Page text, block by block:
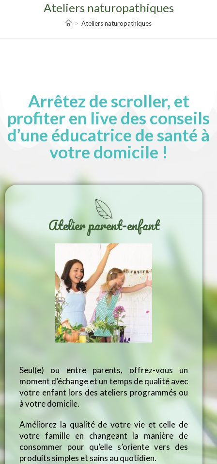
Ateliers naturopathiques
> Ateliers naturopathiques
Arrêtez de scroller, et
profiter en live des conseils
d’une éducatrice de santé à
votre domicile !
Atelier parent-enfant
Seul(e) ou entre parents, offrez-vous un
moment d’échange et un temps de qualité avec
votre enfant lors des ateliers programmés ou
à votre domicile.
Améliorez la qualité de votre vie et celle de
votre famille en changeant la manière de
consommer pour qu’elle s’oriente vers des
produits simples et sains au quotidien.